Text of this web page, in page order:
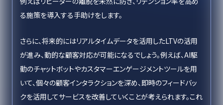
る施策を導入する手助けをします。
さらに、将来的にはリアルタイムデータを活用したLTVの活用
が進み、動的な顧客対応が可能になるでしょう。例えば、AI駆
動のチャットボットやカスタマーエンゲージメントツールを用
いて、個々の顧客インタラクションを深め、即時のフィードバッ
クを活用してサービスを改善していくことが考えられます。これ